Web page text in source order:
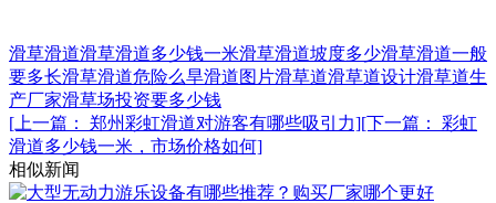
滑草滑道滑草滑道多少钱一米滑草滑道坡度多少滑草滑道一般
要多长滑草滑道危险么旱滑道图片滑草道滑草道设计滑草道生
产厂家滑草场投资要多少钱
[上一篇： 郑州彩虹滑道对游客有哪些吸引力][下一篇： 彩虹
滑道多少钱一米，市场价格如何]
相似新闻